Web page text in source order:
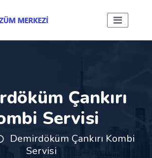
Çankırı
Servisi
Demirdöküm Çankırı Kombi
Servisi